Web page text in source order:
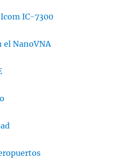
IC-7300
el NanoVNA